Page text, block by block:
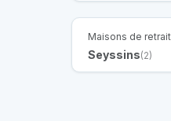
Maisons de
Seyssins(2)